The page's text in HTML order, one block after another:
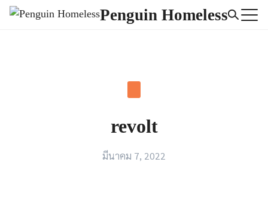
Skip
Penguin Homeless
revolt
มีนาคม 7, 2022